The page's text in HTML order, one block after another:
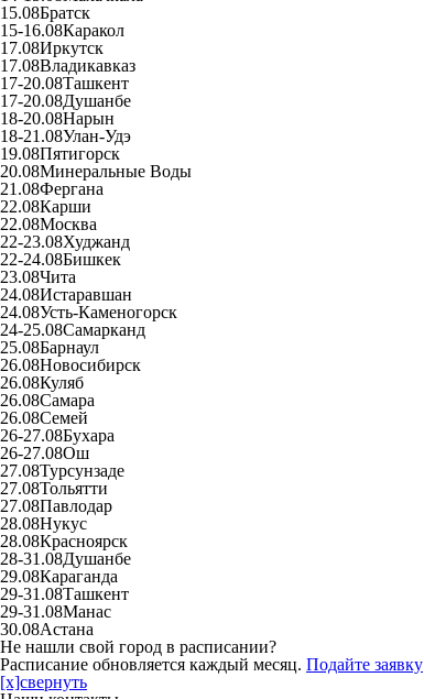
15.08Братск
15-16.08Каракол
17.08Иркутск
17.08Владикавказ
17-20.08Ташкент
17-20.08Душанбе
18-20.08Нарын
18-21.08Улан-Удэ
19.08Пятигорск
20.08Минеральные Воды
21.08Фергана
22.08Карши
22.08Москва
22-23.08Худжанд
22-24.08Бишкек
23.08Чита
24.08Истаравшан
24.08Усть-Каменогорск
24-25.08Самарканд
25.08Барнаул
26.08Новосибирск
26.08Куляб
26.08Самара
26.08Семей
26-27.08Бухара
26-27.08Ош
27.08Турсунзаде
27.08Тольятти
27.08Павлодар
28.08Нукус
28.08Красноярск
28-31.08Душанбе
29.08Караганда
29-31.08Ташкент
29-31.08Манас
30.08Астана
Не нашли свой город в расписании?
Расписание обновляется каждый месяц. Подайте заявку
[x]свернуть